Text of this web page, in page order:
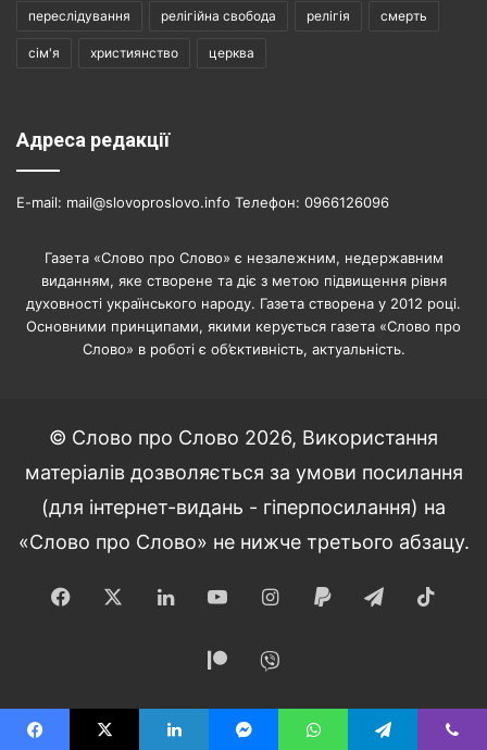
переслідування релігійна свобода релігія смерть
сім'я християнство церква
Адреса редакції
E-mail: mail@slovoproslovo.info Телефон: 0966126096
Газета «Слово про Слово» є незалежним, недержавним
виданням, яке створене та діє з метою підвищення рівня
духовності українського народу. Газета створена у 2012 році.
Основними принципами, якими керується газета «Слово про
Слово» в роботі є об’єктивність, актуальність.
© Слово про Слово 2026, Використання
матеріалів дозволяється за умови посилання
(для інтернет-видань - гіперпосилання) на
«Слово про Слово» не нижче третього абзацу.
Facebook LinkedInYouTubeInstagram
Paypal Telegram
Patreon